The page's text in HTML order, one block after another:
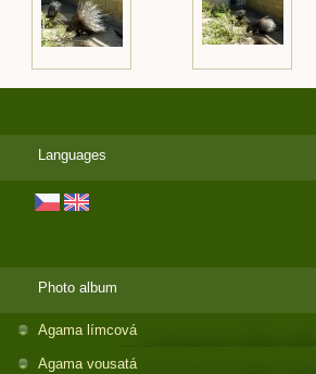
Languages
Photo album
Agama límcová
Agama vousatá